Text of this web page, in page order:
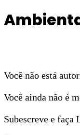
Você não está
Você ainda não é
Subescreve e faça